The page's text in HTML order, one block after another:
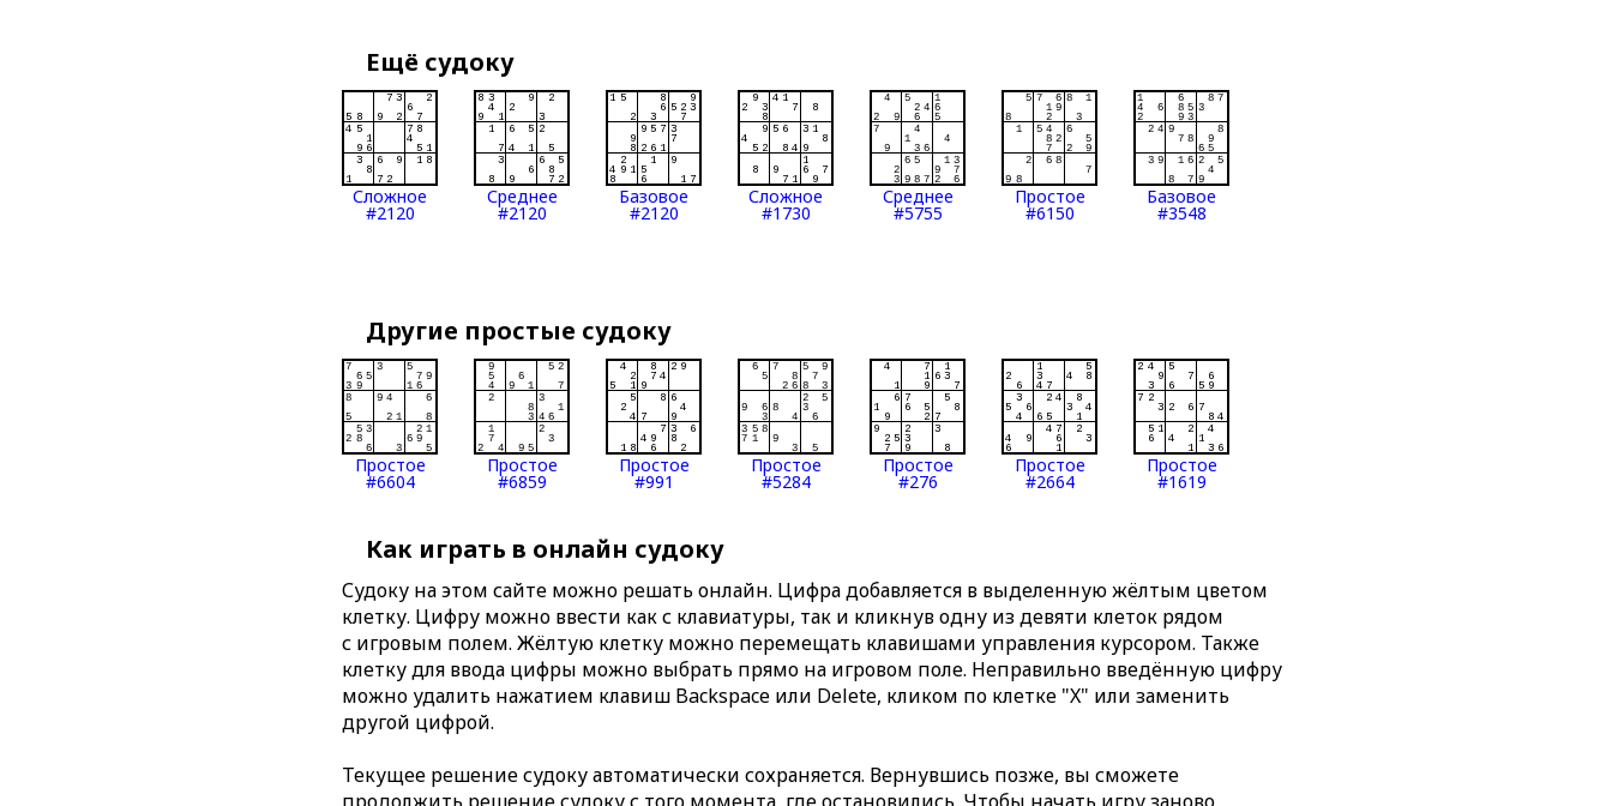
Ещё судоку
Сложное
#2120
Среднее
#2120
Базовое
#2120
Сложное
#1730
Среднее
#5755
Простое
#6150
Базовое
#3548
Другие простые судоку
Простое
#6604
Простое
#6859
Простое
#991
Простое
#5284
Простое
#276
Простое
#2664
Простое
#1619
Как играть в онлайн судоку
Судоку на этом сайте можно решать онлайн. Цифра добавляется в выделенную жёлтым цветом
клетку. Цифру можно ввести как с клавиатуры, так и кликнув одну из девяти клеток рядом
с игровым полем. Жёлтую клетку можно перемещать клавишами управления курсором. Также
клетку для ввода цифры можно выбрать прямо на игровом поле. Неправильно введённую цифру
можно удалить нажатием клавиш Backspace или Delete, кликом по клетке "X" или заменить
другой цифрой.
Текущее решение судоку автоматически сохраняется. Вернувшись позже, вы сможете